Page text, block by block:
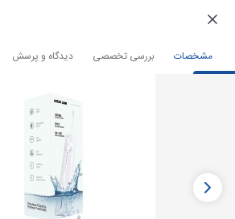
مشخصات بررسی تخصصی دیدگاه و پرسش فروشگاه اینترنتی زیبایی و سلامت لوازم شخصی